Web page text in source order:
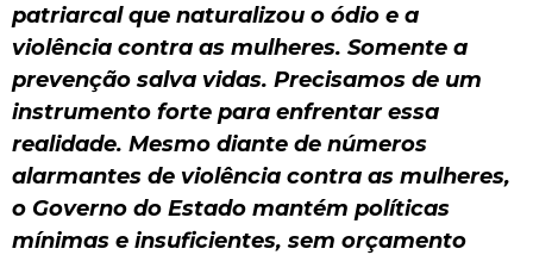
patriarcal que naturalizou o ódio e a
violência contra as mulheres. Somente a
prevenção salva vidas. Precisamos de um
instrumento forte para enfrentar essa
realidade. Mesmo diante de números
alarmantes de violência contra as mulheres,
o Governo do Estado mantém políticas
mínimas e insuficientes, sem orçamento